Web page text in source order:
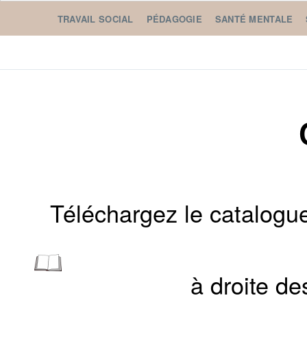
TRAVAIL SOCIAL PÉDAGOGIE SANTÉ MENTALE
Téléchargez le
à droite